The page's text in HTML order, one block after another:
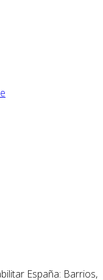
España: Barrios,